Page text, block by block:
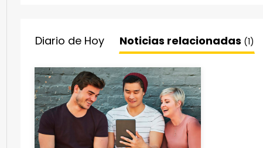
Diario de Hoy Noticias relacionadas (1)